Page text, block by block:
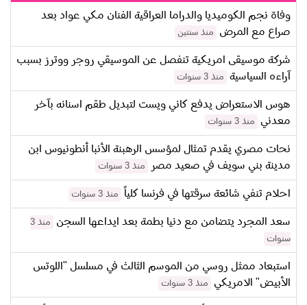
وفاة نجم الكوميديا والدراما العراقية الفنان مكي عواد بعد
صراع مع المرض
منذ سنتين
شركة موسيقى امريكية تنفصل عن الموسيقي روجر ووترز بسبب
آراءه السياسية
منذ 3 سنوات
هوس الاستعراض يدفع كاني ويست لتبديل طقم اسنانه بآخر
معدني
منذ 3 سنوات
نحات مصري يقدم تمثال لمؤسس الرهبنة الأنبا أنطونيوس ابن
مدينة بني سويف في صعيد مصر
منذ 3 سنوات
احلام تنفي شائعة سرقتها في فرنسا كلياً منذ 3 سنوات
سعد المجرد يتضامن مع دنيا بطمة بعد ايداعها السجن
منذ 3
سنوات
استبعاد ممثل روسي من الموسم الثالث في مسلسل "اللوتس
الأبيض" الامريكي
منذ 3 سنوات